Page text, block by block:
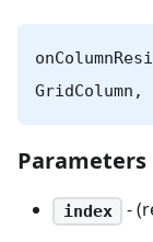
Parameters
index -